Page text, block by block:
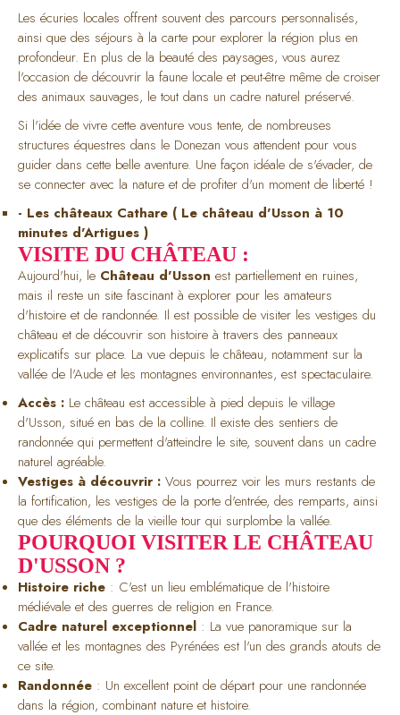
Les écuries locales offrent souvent des parcours personnalisés,
ainsi que des séjours à la carte pour explorer la région plus en
profondeur. En plus de la beauté des paysages, vous aurez
l'occasion de découvrir la faune locale et peut-être même de croiser
des animaux sauvages, le tout dans un cadre naturel préservé.
Si l'idée de vivre cette aventure vous tente, de nombreuses
structures équestres dans le Donezan vous attendent pour vous
guider dans cette belle aventure. Une façon idéale de s'évader, de
se connecter avec la nature et de profiter d'un moment de liberté !
- Les châteaux Cathare ( Le château d'Usson à 10
minutes d'Artigues )
VISITE DU CHÂTEAU :
Aujourd'hui, le Château d'Usson est partiellement en ruines,
mais il reste un site fascinant à explorer pour les amateurs
d'histoire et de randonnée. Il est possible de visiter les vestiges du
château et de découvrir son histoire à travers des panneaux
explicatifs sur place. La vue depuis le château, notamment sur la
vallée de l'Aude et les montagnes environnantes, est spectaculaire.
Accès : Le château est accessible à pied depuis le village
d'Usson, situé en bas de la colline. Il existe des sentiers de
randonnée qui permettent d'atteindre le site, souvent dans un cadre
naturel agréable.
Vestiges à découvrir : Vous pourrez voir les murs restants de
la fortification, les vestiges de la porte d'entrée, des remparts, ainsi
que des éléments de la vieille tour qui surplombe la vallée.
POURQUOI VISITER LE CHÂTEAU
D'USSON ?
Histoire riche : C'est un lieu emblématique de l'histoire
médiévale et des guerres de religion en France.
Cadre naturel exceptionnel : La vue panoramique sur la
vallée et les montagnes des Pyrénées est l'un des grands atouts de
ce site.
Randonnée : Un excellent point de départ pour une randonnée
dans la région, combinant nature et histoire.